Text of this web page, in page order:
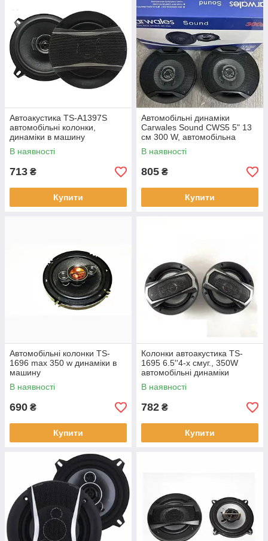
Автоакустика TS-A1397S
автомобільні колонки,
динаміки в машину
чотирисмугові
В наявності
713 ₴
Купити
Автомобільні динаміки
Carwales Sound CWS5 5" 13
см 300 W, автомобільна
акустика, колонки в машину
В наявності
805 ₴
Купити
Автомобільні колонки TS-
1696 max 350 w динаміки в
машину
В наявності
690 ₴
Купити
Колонки автоакустика TS-
1695 6.5''4-х смуг., 350W
автомобільні динаміки
акустика в машину
В наявності
782 ₴
Купити